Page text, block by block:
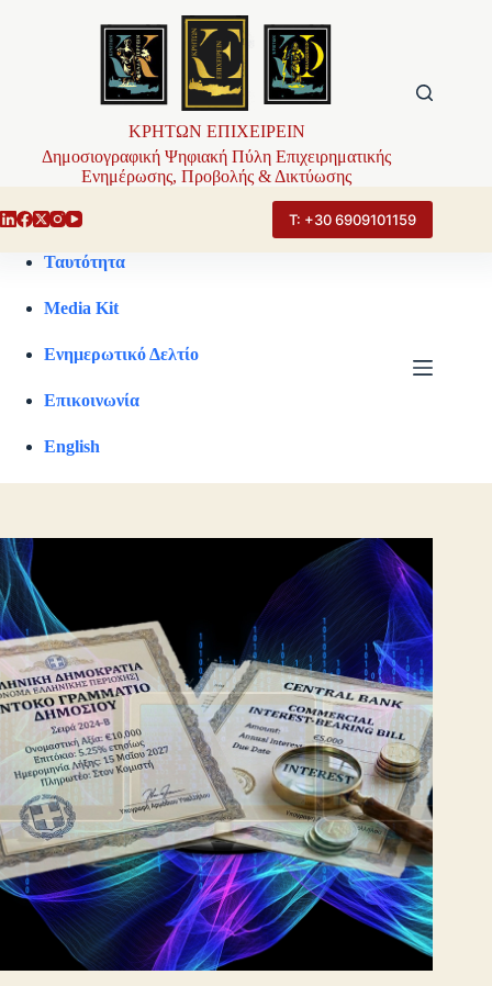
ΚΡΗΤΩΝ ΕΠΙΧΕΙΡΕΙΝ
Δημοσιογραφική Ψηφιακή Πύλη Επιχειρηματικής
Ενημέρωσης, Προβολής & Δικτύωσης
Τ: +30 6909101159
Ταυτότητα
Media Kit
Ενημερωτικό Δελτίο
Επικοινωνία
English